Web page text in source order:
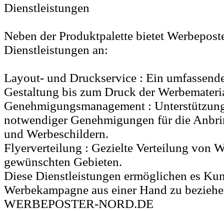
Dienstleistungen
Neben der Produktpalette bietet
Dienstleistungen an:
Layout- und Druckservice : Ein
Gestaltung bis zum Druck der
Genehmigungsmanagement :
notwendiger Genehmigungen für die
und Werbeschildern.
Flyerverteilung : Gezielte Verteilung von
gewünschten Gebieten.
Diese Dienstleistungen ermöglichen es
Werbekampagne aus einer Hand zu
WERBEPOSTER-NORD.DE